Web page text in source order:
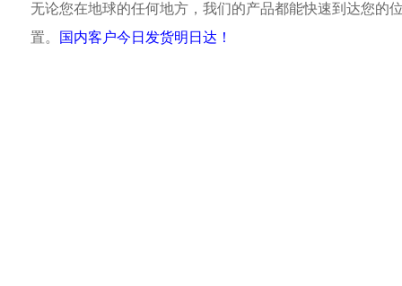
无论您在地球的任何地方，我们的产品都能快速到达您的
置。
国内客户今日发货明日达！